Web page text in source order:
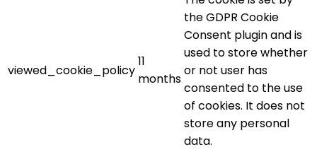
viewed_cookie_policy
11
months
the GDPR Cookie
Consent plugin and is
used to store whether
or not user has
consented to the use
of cookies. It does not
store any personal
data.